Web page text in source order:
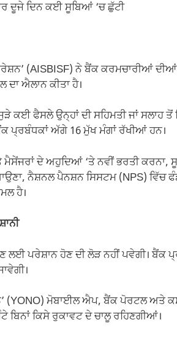
ਦੂਜੇ ਦਿਨ ਕਈ ਸੂਬਿਆਂ ‘ਚ ਛੁੱਟੀ
(AISBISF) ਨੇ ਬੈਂਕ ਕਰਮਚਾਰੀਆਂ
ਐਲਾਨ ਕੀਤਾ ਹੈ।
ਫੈਸਲੇ ਉਨ੍ਹਾਂ ਦੀ ਸਹਿਮਤੀ ਜਾਂ ਸਲਾਹ ਤੋਂ
ਪ੍ਰਬੰਧਕਾਂ ਅੱਗੇ 16 ਮੁੱਖ ਮੰਗਾਂ ਰੱਖੀਆਂ ਹਨ।
ਦੇ ਅਹੁਦਿਆਂ ‘ਤੇ ਨਵੀਂ ਭਰਤੀ ਕਰਨਾ,
ਨੈਸ਼ਨਲ ਪੈਨਸ਼ਨ ਸਿਸਟਮ (NPS) ਵਿੱਚ
ਹੈ।
ਲਈ ਪਰੇਸ਼ਾਨ ਹੋਣ ਦੀ ਲੋੜ ਨਹੀਂ ਪਵੇਗੀ। ਬੈਂਕ
(YONO) ਮੋਬਾਈਲ ਐਪ, ਬੈਂਕ ਪੋਰਟਲ ਅਤੇ
ਕਿਸੇ ਰੁਕਾਵਟ ਦੇ ਚਾਲੂ ਰਹਿਣਗੀਆਂ।